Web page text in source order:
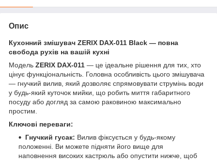
Опис
Кухонний змішувач ZERIX DAX-011 Black — повна
свобода рухів на вашій кухні
Модель ZERIX DAX-011 — це ідеальне рішення для тих, хто
цінує функціональність. Головна особливість цього змішувача
— гнучкий вилив, який дозволяє спрямовувати струмінь води
у будь-який куточок мийки, що робить миття габаритного
посуду або догляд за самою раковиною максимально
простим.
Ключові переваги:
Гнучкий гусак: Вилив фіксується у будь-якому
положенні. Ви можете підняти його вище для
наповнення високих кастрюль або опустити нижче, щоб